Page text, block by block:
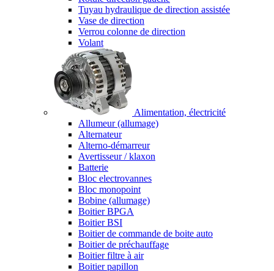
Tuyau hydraulique de direction assistée
Vase de direction
Verrou colonne de direction
Volant
Alimentation, électricité
Allumeur (allumage)
Alternateur
Alterno-démarreur
Avertisseur / klaxon
Batterie
Bloc electrovannes
Bloc monopoint
Bobine (allumage)
Boitier BPGA
Boitier BSI
Boitier de commande de boite auto
Boitier de préchauffage
Boitier filtre à air
Boitier papillon